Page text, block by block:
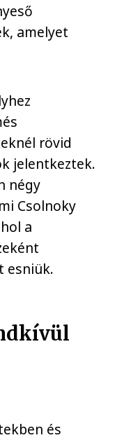
amelyet
rövid
jelentkeztek.
négy
Csolnoky
a
esniük.
és